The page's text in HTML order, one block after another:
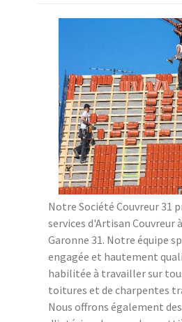
Notre Société Couvreur 31
services d'Artisan Couvreur
Garonne 31. Notre équipe
engagée et hautement
habilitée à travailler sur
toitures et de charpentes
Nous offrons également